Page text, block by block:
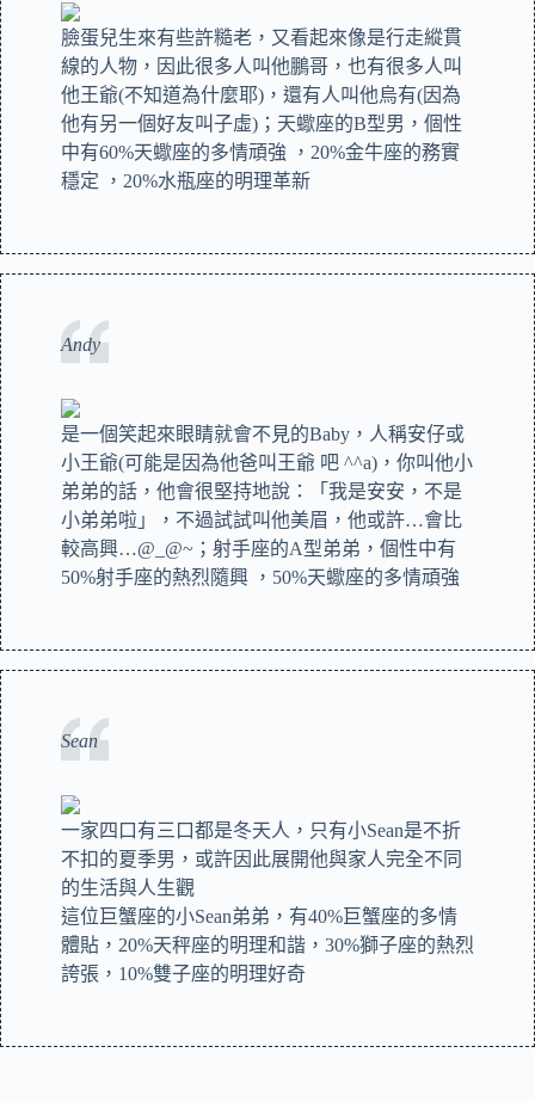
臉蛋兒生來有些許糙老，又看起來像是行走縱貫
線的人物，因此很多人叫他鵬哥，也有很多人叫
他王爺(不知道為什麼耶)，還有人叫他烏有(因為
他有另一個好友叫子虛)；天蠍座的B型男，個性
中有60%天蠍座的多情頑強 ，20%金牛座的務實
穩定 ，20%水瓶座的明理革新
Andy
是一個笑起來眼睛就會不見的Baby，人稱安仔或
小王爺(可能是因為他爸叫王爺 吧 ^^a)，你叫他小
弟弟的話，他會很堅持地說：「我是安安，不是
小弟弟啦」，不過試試叫他美眉，他或許…會比
較高興…@_@~；射手座的A型弟弟，個性中有
50%射手座的熱烈隨興 ，50%天蠍座的多情頑強
Sean
一家四口有三口都是冬天人，只有小Sean是不折
不扣的夏季男，或許因此展開他與家人完全不同
的生活與人生觀
這位巨蟹座的小Sean弟弟，有40%巨蟹座的多情
體貼，20%天秤座的明理和諧，30%獅子座的熱烈
誇張，10%雙子座的明理好奇